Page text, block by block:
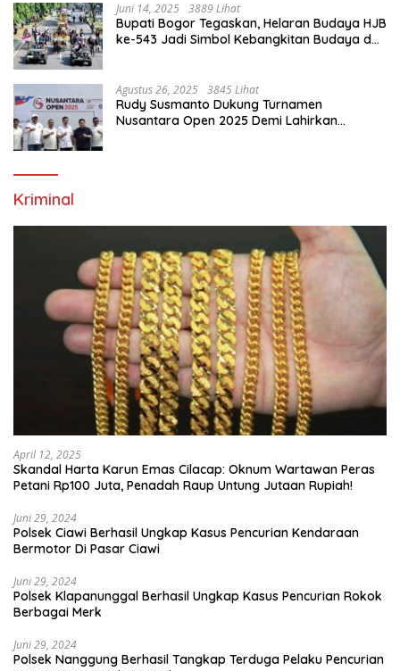
Juni 14, 2025 3889 Lihat
Bupati Bogor Tegaskan, Helaran Budaya HJB
ke-543 Jadi Simbol Kebangkitan Budaya dan
Agustus 26, 2025 3845 Lihat
Rudy Susmanto Dukung Turnamen
Nusantara Open 2025 Demi Lahirkan
Kriminal
April 12, 2025
Skandal Harta Karun Emas Cilacap: Oknum Wartawan Peras
Petani Rp100 Juta, Penadah Raup Untung Jutaan Rupiah!
Juni 29, 2024
Polsek Ciawi Berhasil Ungkap Kasus Pencurian Kendaraan
Bermotor Di Pasar Ciawi
Juni 29, 2024
Polsek Klapanunggal Berhasil Ungkap Kasus Pencurian Rokok
Berbagai Merk
Juni 29, 2024
Polsek Nanggung Berhasil Tangkap Terduga Pelaku Pencurian